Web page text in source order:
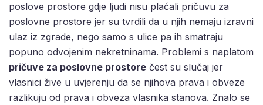
poslove prostore gdje ljudi nisu plaćali pričuvu za
poslovne prostore jer su tvrdili da u njih nemaju izravni
ulaz iz zgrade, nego samo s ulice pa ih smatraju
popuno odvojenim nekretninama. Problemi s naplatom
pričuve za poslovne prostore čest su slučaj jer
vlasnici žive u uvjerenju da se njihova prava i obveze
razlikuju od prava i obveza vlasnika stanova. Znalo se